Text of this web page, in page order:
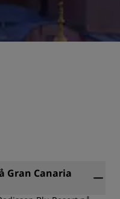
Gran Canaria